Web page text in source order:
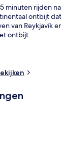
minuten rijden
ontbijt
van Reykjavík
ontbijt.